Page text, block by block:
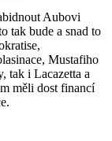
Aubovi
tak bude a snad to
Mustafiho
tak i Lacazetta a
měli dost financí